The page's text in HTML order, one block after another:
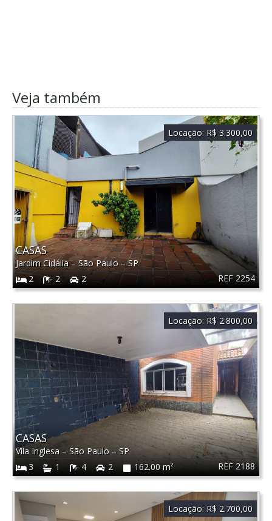
Veja também
REF 2254
CASAS
Jardim Cidália–São Paulo–SP
2
2 2
Locação: R$ 3.300,00
REF 2188
CASAS
Vila Inglesa – São Paulo – SP
3
1 4 2 162.00 m²
Locação: R$ 2.800,00
Locação: R$ 2.700,00